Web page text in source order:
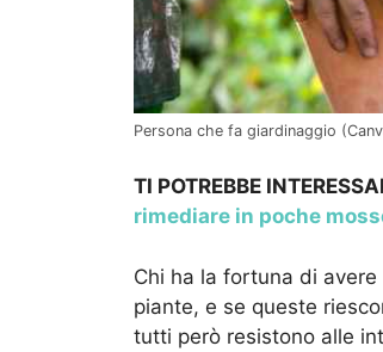
Persona che fa giardinaggio
TI POTREBBE
rimediare in poche
Chi ha la fortuna di
piante, e se queste
tutti però resistono alle